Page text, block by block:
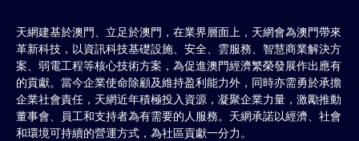
天網建基於澳門、立足於澳門，在業界層面上，天網會為澳門帶來
革新科技，以資訊科技基礎設施、安全、雲服務、智慧商業解決方
案、弱電工程等核心技術方案，為促進澳門經濟繁榮發展作出應有
的貢獻。當今企業使命除顧及維持盈利能力外，同時亦需勇於承擔
企業社會責任，天網近年積極投入資源，凝聚企業力量，激勵推動
董事會、員工和支持者為有需要的人服務。天網承諾以經濟、社會
和環境可持續的營運方式，為社區貢獻一分力。